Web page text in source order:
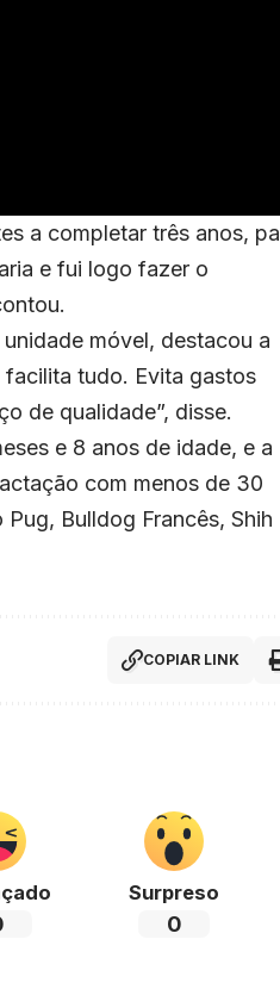
a completar três anos,
e fui logo fazer o
móvel, destacou a
tudo. Evita gastos
de qualidade”, disse.
e 8 anos de idade, e a
com menos de 30
Bulldog Francês, Shih
COPIAR LINK
Surpreso
0